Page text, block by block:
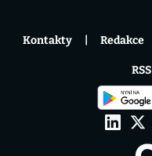
Kontakty Redakce
RSS